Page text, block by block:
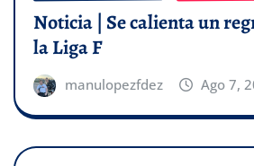
Noticia | Se calienta un
la Liga F
manulopezfdez Ago 7,